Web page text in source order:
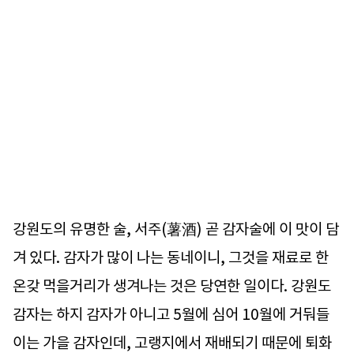
강원도의 유명한 술, 서주(薯酒) 곧 감자술에 이 맛이 담
겨 있다. 감자가 많이 나는 동네이니, 그것을 재료로 한
온갖 먹을거리가 생겨나는 것은 당연한 일이다. 강원도
감자는 하지 감자가 아니고 5월에 심어 10월에 거둬들
이는 가을 감자인데, 고랭지에서 재배되기 때문에 퇴화